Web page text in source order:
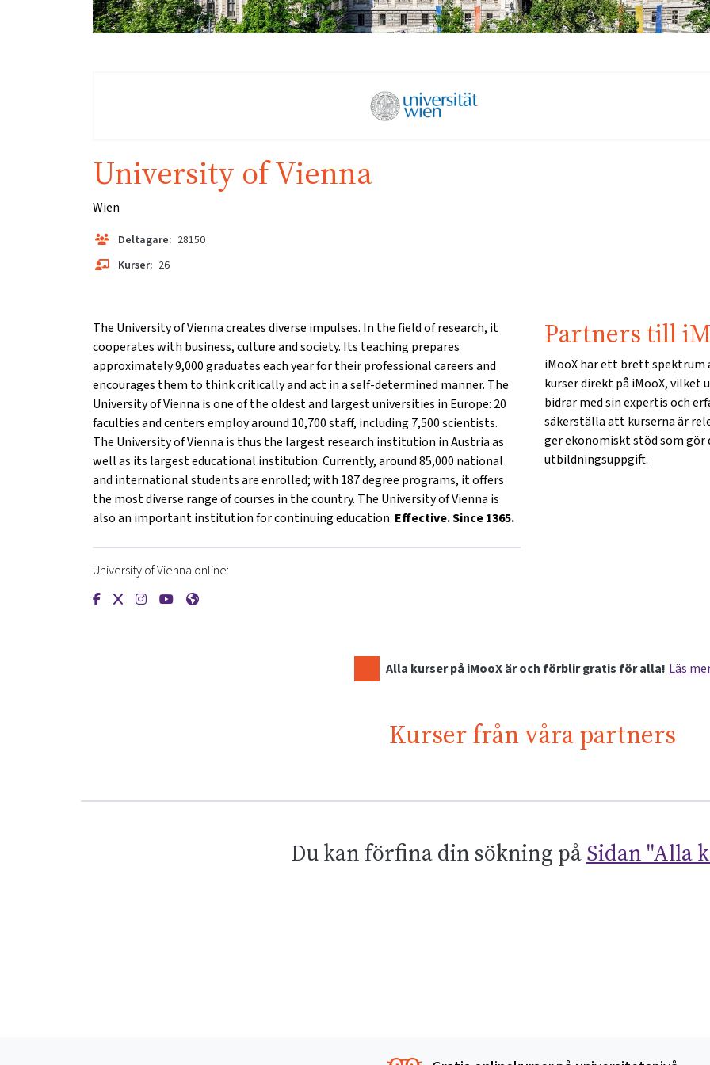
University of Vienna
Wien
Deltagare: 28150
Kurser: 26
The University of Vienna creates diverse impulses. In the field of research, it
cooperates with business, culture and society. Its teaching prepares
approximately 9,000 graduates each year for their professional careers and
encourages them to think critically and act in a self-determined manner. The
University of Vienna is one of the oldest and largest universities in Europe: 20
faculties and centers employ around 10,700 staff, including 7,500 scientists.
The University of Vienna is thus the largest research institution in Austria as
well as its largest educational institution: Currently, around 85,000 national
and international students are enrolled; with 187 degree programs, it offers
the most diverse range of courses in the country. The University of Vienna is
also an important institution for continuing education. Effective. Since 1365.
University of Vienna online:
{mlang de}Universität Wien{mlang}{mlang other}University of Vienna{mlang}
{mlang de}Universität Wien{mlang}{mlang other}University of Vienna{mlang}
{mlang de}Universität Wien{mlang}{mlang other}University of Vienna{mlang}
{mlang de}Universität Wien{mlang}{mlang other}University of Vienna{mlang}
{mlang de}Universität Wien{mlang}{mlang other}University of Vienna{mlang}
Partners till
iMooX har ett brett spektrum
kurser direkt på iMooX, vilket
bidrar med sin expertis och
säkerställa att kurserna är
ger ekonomiskt stöd som
utbildningsuppgift.
Alla kurser på iMooX är och förblir gratis för alla! Läs
Kurser från våra partners
Du kan förfina din sökning påSidan "Alla